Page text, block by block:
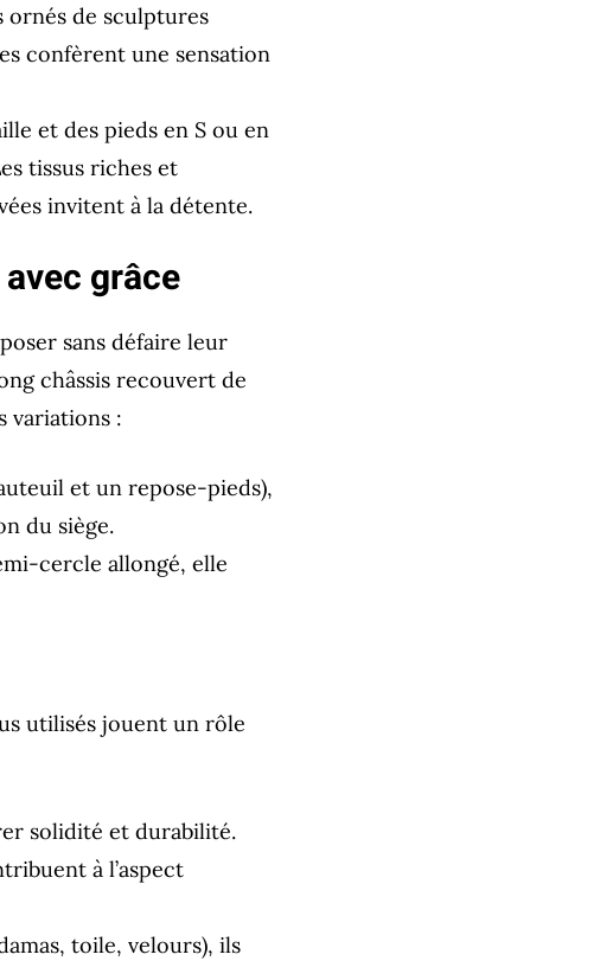
ornés de sculptures
confèrent une sensation
et des pieds en S ou en
tissus riches et
invitent à la détente.
grâce
sans défaire leur
châssis recouvert de
variations :
et un repose-pieds),
du siège.
cercle allongé, elle
utilisés jouent un rôle
solidité et durabilité.
à l’aspect
toile, velours), ils